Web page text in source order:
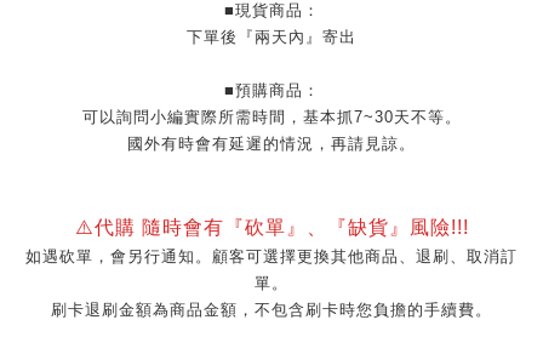
■現貨商品：
下單後『兩天內』寄出
■預購商品：
可以詢問小編實際所需時間，基本抓7~30天不等。
國外有時會有延遲的情況，再請見諒。
⚠️代購 隨時會有『砍單』、『缺貨』風險!!!
如遇砍單，會另行通知。顧客可選擇更換其他商品、退刷、取消訂
單。
刷卡退刷金額為商品金額，不包含刷卡時您負擔的手續費。